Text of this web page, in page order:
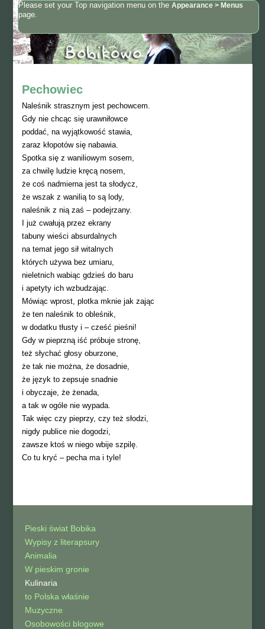
Please set your Top navigation menu on the Appearance > Menus
page.
Pechowiec
Naleśnik strasznym jest pechowcem.
Gdy nie chcąc się urawniłowce
poddać, na wyjątkowość stawia,
zaraz kłopotów się nabawia.
Spotka się z waniliowym sosem,
za chwilę ludzie kręcą nosem,
że coś nadmierna jest ta słodycz,
że wszak z wanilią to są lody,
naleśnik z nią zaś – podejrzany.
I już cwałują przez ekrany
tabuny wieści absurdalnych
na temat jego sił witalnych
których używa bez umiaru,
nieletnich wabiąc gdzieś do baru
i apetyty ich wzbudzając.
Mówiąc wprost, plotka mknie jak zając
że ten naleśnik to obleśnik,
w dodatku tłusty i – cześć pieśni!
Gdy w pieprzną iść próbuje stronę,
też słychać głosy oburzone,
że tak nie można, że dosadnie,
że język to zepsuje snadnie
i obyczaje, że żenada,
a tak w ogóle nie wypada.
Tak więc czy pieprzy, czy też słodzi,
nigdy publice nie dogodzi,
zawsze ktoś w niego wbije szpilę.
Co tu kryć – pecha ma i tyle!
Pieski świat Bobika
Wypisy z literapsury
Animalia
W pieskim gronie
Kulinaria
to Polska właśnie
Muzyczne
Osobowości blogowe